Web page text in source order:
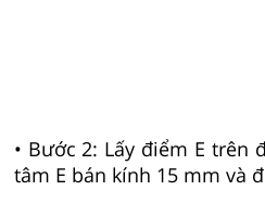
• Bước 2: Lấy điểm E
tâm E bán kính 15 mm và